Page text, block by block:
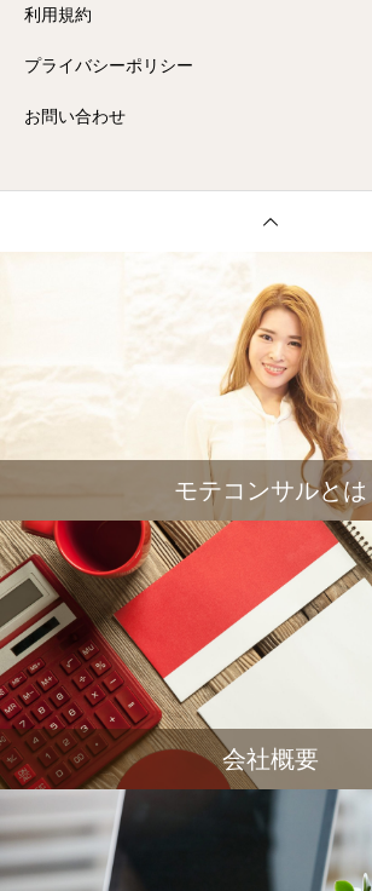
利用規約
プライバシーポリシー
お問い合わせ
モテコンサルとは
会社概要